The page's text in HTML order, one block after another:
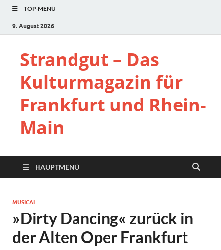
TOP-MENÜ
9. August 2026
Strandgut – Das
Kulturmagazin für
Frankfurt und Rhein-
Main
HAUPTMENÜ
MUSICAL
»Dirty Dancing« zurück in
der Alten Oper Frankfurt